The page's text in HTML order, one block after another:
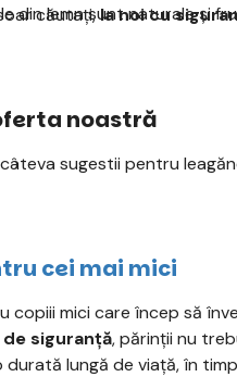
din lemn sunt naturale și
căutați,la noi cu
noastră
sugestii pentru
cei mai mici
copiii mici care încep să
siguranță, părinții nu
durată lungă de viață, în